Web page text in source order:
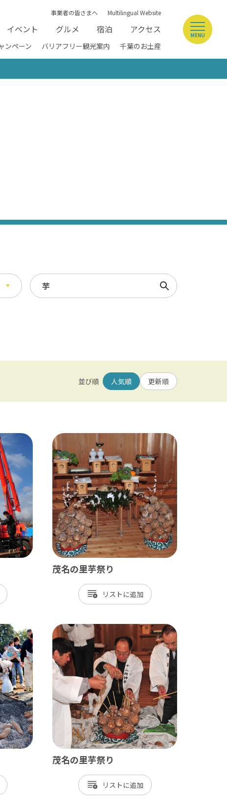
事業者の皆さまへ Multilingual Website
イベント グルメ 宿泊 アクセス
ンペーン バリアフリー観光案内 千葉のお土産
MENU
検索
山新勝寺 / 銚子（犬吠埼）
） / 白子温泉 / 茂原 / 御宿
/ 岡本桟橋 / 館山 / いすみ鉄道
/ 富津 / 鋸山 / マザー牧場 / 小湊鐡道
九十九里
茂原市
東金市
匝瑳市
山武市
大網白里市
並び順 人気順 更新順
茂名の里芋祭り
リスト
茂名の里芋祭り
リスト